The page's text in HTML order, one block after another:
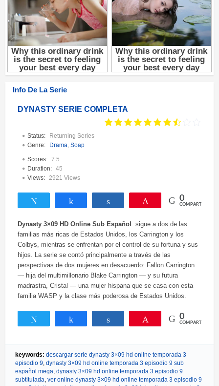
Info De La Serie
DYNASTY SERIE COMPLETA
Status:
Returning Series
Genre:
Drama Soap
Scores: 7.5
Duration: 45
Views:
2921 Views
Compartir Compartir 0
COMPARTIR
Dynasty 3×09 HD Online Sub Español . sigue a dos de las
familias más ricas de Estados Unidos, los Carrington y los
Colbys, mientras se enfrentan por el control de su fortuna y sus
hijos. La serie se contó principalmente a través de las
perspectivas de dos mujeres en desacuerdo: Fallon Carrington
— hija del multimillonario Blake Carrington — y su futura
madrastra, Cristal — una mujer hispana que se casa con esta
familia WASP y la clase más poderosa de Estados Unidos.
Compartir Compartir 0
COMPARTIR
keywords: descargar serie dynasty 3×09 hd online temporada 3
episodio 9 dynasty 3×09 hd online temporada 3 episodio 9 sub
español mega dynasty 3×09 hd online temporada 3 episodio 9
subtitulada ver online dynasty 3×09 hd online temporada 3 episodio 9